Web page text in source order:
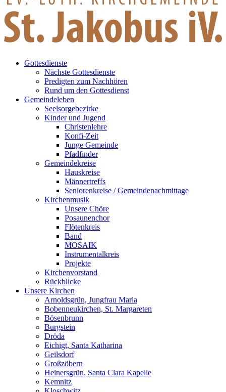
Gottesdienste
Nächste Gottesdienste
Predigten zum Nachhören
Rund um den Gottesdienst
Gemeindeleben
Seelsorgebezirke
Kinder und Jugend
Christenlehre
Konfi-Zeit
Junge Gemeinde
Pfadfinder
Gemeindekreise
Hauskreise
Männertreffs
Seniorenkreise / Gemeindenachmittage
Kirchenmusik
Unsere Chöre
Posaunenchor
Flötenkreis
Band
MOSAIK
Instrumentalkreis
Projekte
Kirchenvorstand
Rückblicke
Unsere Kirchen
Arnoldsgrün, Jungfrau Maria
Bobenneukirchen, St. Margareten
Bösenbrunn
Burgstein
Dröda
Eichigt, Santa Katharina
Geilsdorf
Großzöbern
Heinersgrün, Santa Clara Kapelle
Kemnitz